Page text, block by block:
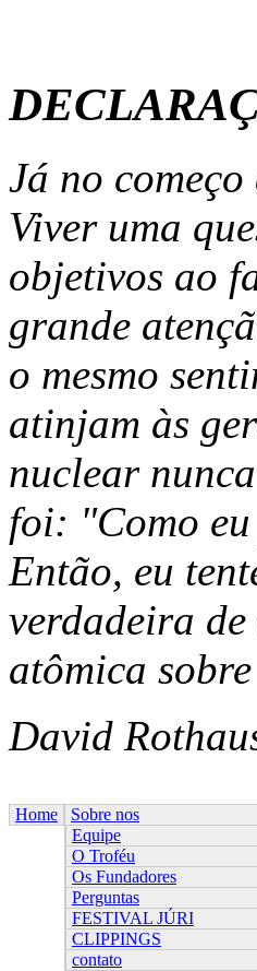
Já no
Viver uma
objetivos ao
grande
o mesmo
atinjam às
nuclear
foi: "Como eu
Então, eu
verdadeira
atômica
David
Home
Sobre nos
Equipe
O Troféu
Os Fundadores
Perguntas
FESTIVAL JÚRI
CLIPPINGS
contato